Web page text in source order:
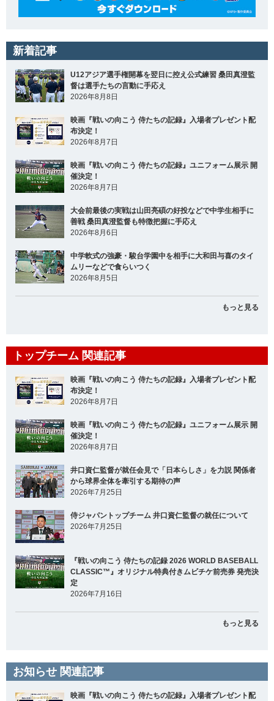
新着記事
U12アジア選手権開幕を翌日に控え公式練習 桑田真澄監
督は選手たちの言動に手応え
2026年8月8日
映画『戦いの向こう 侍たちの記録』入場者プレゼント配
布決定！
2026年8月7日
映画『戦いの向こう 侍たちの記録』ユニフォーム展示 開
催決定！
2026年8月7日
大会前最後の実戦は山田亮碩の好投などで中学生相手に
善戦 桑田真澄監督も特徴把握に手応え
2026年8月6日
中学軟式の強豪・駿台学園中を相手に大和田与喜のタイ
ムリーなどで食らいつく
2026年8月5日
もっと見る
トップチーム 関連記事
映画『戦いの向こう 侍たちの記録』入場者プレゼント配
布決定！
2026年8月7日
映画『戦いの向こう 侍たちの記録』ユニフォーム展示 開
催決定！
2026年8月7日
井口資仁監督が就任会見で「日本らしさ」を力説 関係者
から球界全体を牽引する期待の声
2026年7月25日
侍ジャパントップチーム 井口資仁監督の就任について
2026年7月25日
『戦いの向こう 侍たちの記録 2026 WORLD BASEBALL
CLASSIC™』オリジナル特典付きムビチケ前売券 発売決
定
2026年7月16日
もっと見る
お知らせ 関連記事
映画『戦いの向こう 侍たちの記録』入場者プレゼント配